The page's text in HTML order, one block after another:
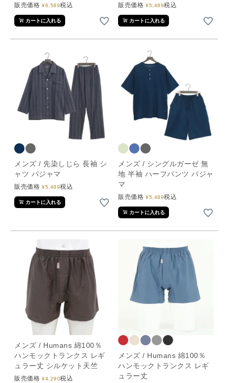
販売価格 ¥6,589税込
カートに入れる
販売価格 ¥5,489税込
カートに入れる
メンズ / 先染しじら 長袖 シ
ャツ パジャマ
販売価格 ¥5,489税込
カートに入れる
メンズ / シングルガーゼ 無
地 半袖 ハーフパンツ パジャ
マ
販売価格 ¥5,489税込
カートに入れる
メンズ / Humans 綿100％
ハンモックトランクス レギ
ュラー丈 シルケット天竺
販売価格 ¥4,290税込
メンズ / Humans 綿100％
ハンモックトランクス レギ
ュラー丈